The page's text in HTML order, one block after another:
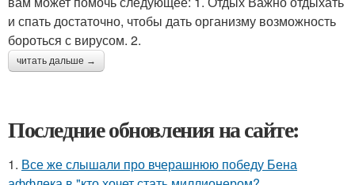
и спать достаточно, чтобы дать организму возможность
бороться с вирусом. 2.
читать дальше →
Последние обновления на сайте:
1. Все же слышали про вчерашнюю победу Бена